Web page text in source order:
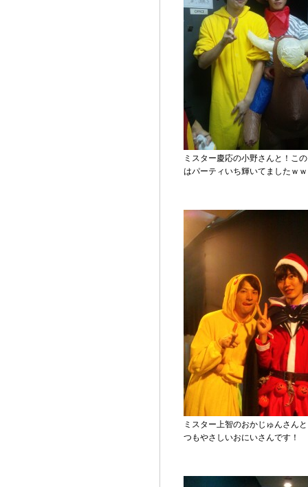
ミスター慶応の小野さんと！こ
はパーティいち輝いてましたｗ
ミスター上智のおかじゅんさん
つもやさしいおにいさんです！